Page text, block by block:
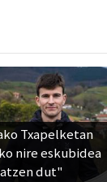
Txapelketan
nire eskubidea
dut"